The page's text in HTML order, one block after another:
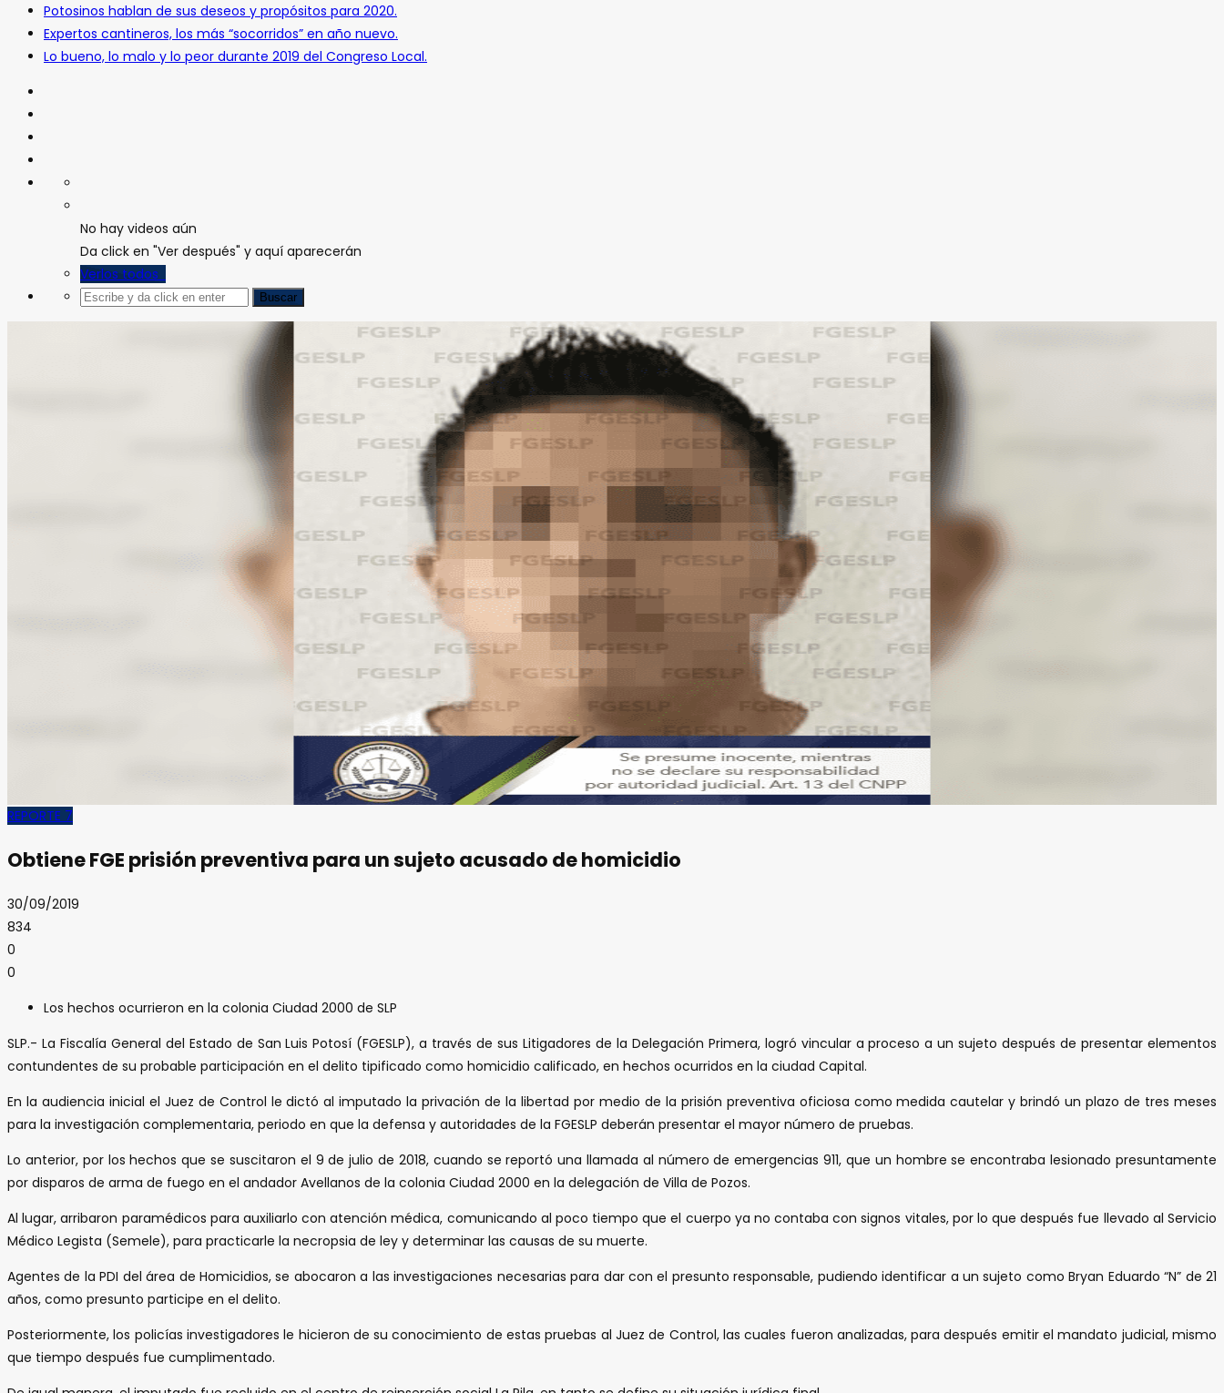
Potosinos hablan de sus deseos y propósitos para 2020.
Expertos cantineros, los más “socorridos” en año nuevo.
Lo bueno, lo malo y lo peor durante 2019 del Congreso Local.
No hay videos aún
Da click en "Ver después" y aquí aparecerán
Verlos todos
REPORTE 7
Obtiene FGE prisión preventiva para un sujeto acusado de homicidio
30/09/2019
834
0
0
Los hechos ocurrieron en la colonia Ciudad 2000 de SLP
SLP.- La Fiscalía General del Estado de San Luis Potosí (FGESLP), a través de sus Litigadores de la Delegación Primera, logró vincular a proceso a un sujeto después de presentar elementos
contundentes de su probable participación en el delito tipificado como homicidio calificado, en hechos ocurridos en la ciudad Capital.
En la audiencia inicial el Juez de Control le dictó al imputado la privación de la libertad por medio de la prisión preventiva oficiosa como medida cautelar y brindó un plazo de tres meses
para la investigación complementaria, periodo en que la defensa y autoridades de la FGESLP deberán presentar el mayor número de pruebas.
Lo anterior, por los hechos que se suscitaron el 9 de julio de 2018, cuando se reportó una llamada al número de emergencias 911, que un hombre se encontraba lesionado presuntamente
por disparos de arma de fuego en el andador Avellanos de la colonia Ciudad 2000 en la delegación de Villa de Pozos.
Al lugar, arribaron paramédicos para auxiliarlo con atención médica, comunicando al poco tiempo que el cuerpo ya no contaba con signos vitales, por lo que después fue llevado al Servicio
Médico Legista (Semele), para practicarle la necropsia de ley y determinar las causas de su muerte.
Agentes de la PDI del área de Homicidios, se abocaron a las investigaciones necesarias para dar con el presunto responsable, pudiendo identificar a un sujeto como Bryan Eduardo “N” de 21
años, como presunto participe en el delito.
Posteriormente, los policías investigadores le hicieron de su conocimiento de estas pruebas al Juez de Control, las cuales fueron analizadas, para después emitir el mandato judicial, mismo
que tiempo después fue cumplimentado.